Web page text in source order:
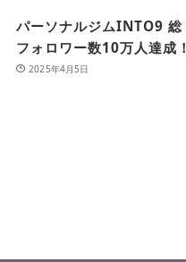
パーソナルジムINTO9 総
フォロワー数10万人達成！
2025年4月5日